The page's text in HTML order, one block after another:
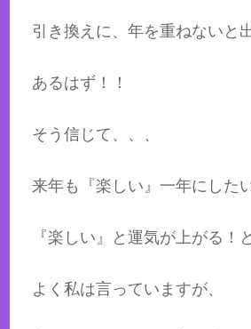
引き換えに、年を重ねないと
あるはず！！
そう信じて、、、
来年も『楽しい』一年にした
『楽しい』と運気が上がる！と
よく私は言っていますが、